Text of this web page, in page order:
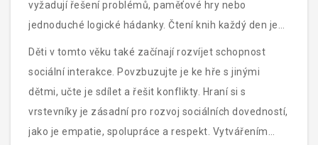
vyžadují řešení problémů, paměťové hry nebo
jednoduché logické hádanky. Čtení knih každý den je
další skvělý způsob, jak zvětšit jejich slovní zásobu a
podpořit fantazii. Vytvářejte situace, kde mohou
používat své nové znalosti a dovednosti v praxi.
Děti v tomto věku také začínají rozvíjet schopnost
sociální interakce. Povzbuzujte je ke hře s jinými
dětmi, učte je sdílet a řešit konflikty. Hraní si s
vrstevníky je zásadní pro rozvoj sociálních dovedností,
jako je empatie, spolupráce a respekt. Vytvářením